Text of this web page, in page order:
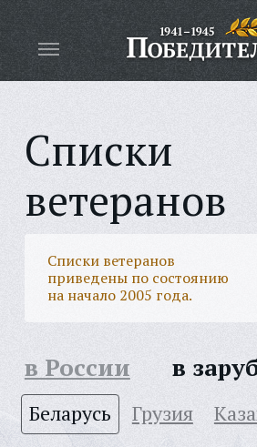
Списки
ветеранов
Списки ветеранов
приведены по состоянию
на начало 2005 года.
в России в
Беларусь Грузия